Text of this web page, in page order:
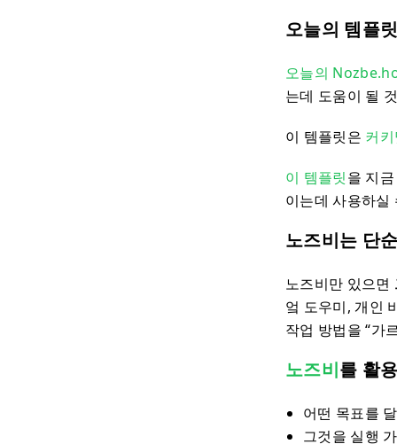
오늘의 템플
오늘의
는데 도움이 될
이 템플릿은 커
이 템플릿을 지
이는데 사용하실
노즈비는 단
노즈비만 있으면
엌 도우미, 개인
작업 방법을 “가
노즈비 를 활
어떤 목표를
그것을 실행